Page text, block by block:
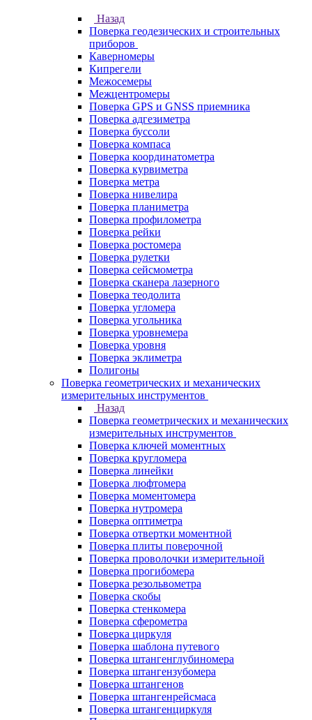
Назад
Поверка геодезических и строительных
приборов
Каверномеры
Кипрегели
Межосемеры
Межцентромеры
Поверка GPS и GNSS приемника
Поверка адгезиметра
Поверка буссоли
Поверка компаса
Поверка координатометра
Поверка курвиметра
Поверка метра
Поверка нивелира
Поверка планиметра
Поверка профилометра
Поверка рейки
Поверка ростомера
Поверка рулетки
Поверка сейсмометра
Поверка сканера лазерного
Поверка теодолита
Поверка угломера
Поверка угольника
Поверка уровнемера
Поверка уровня
Поверка эклиметра
Полигоны
Поверка геометрических и механических
измерительных инструментов
Назад
Поверка геометрических и механических
измерительных инструментов
Поверка ключей моментных
Поверка кругломера
Поверка линейки
Поверка люфтомера
Поверка моментомера
Поверка нутромера
Поверка оптиметра
Поверка отвертки моментной
Поверка плиты поверочной
Поверка проволочки измерительной
Поверка прогибомера
Поверка резольвометра
Поверка скобы
Поверка стенкомера
Поверка сферометра
Поверка циркуля
Поверка шаблона путевого
Поверка штангенглубиномера
Поверка штангензубомера
Поверка штангенов
Поверка штангенрейсмаса
Поверка штангенциркуля